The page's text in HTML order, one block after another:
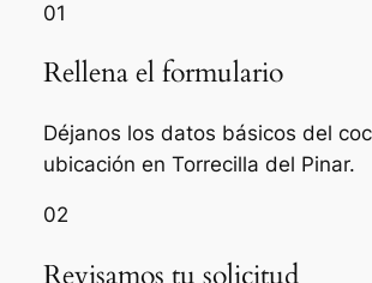
01
Rellena el formulario
Déjanos los datos básicos del
ubicación en Torrecilla del Pinar.
02
Revisamos tu solicitud